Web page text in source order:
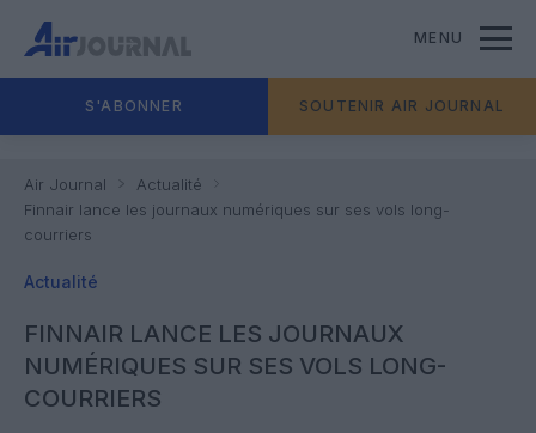
MENU
S'ABONNER SOUTENIR AIR JOURNAL
Air Journal
Actualité
Finnair lance les journaux numériques sur ses vols long-
courriers
Actualité
FINNAIR LANCE LES JOURNAUX
NUMÉRIQUES SUR SES VOLS LONG-
COURRIERS